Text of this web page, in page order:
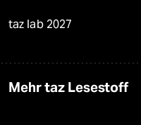
taz lab 2027
Mehr taz Lesestoff